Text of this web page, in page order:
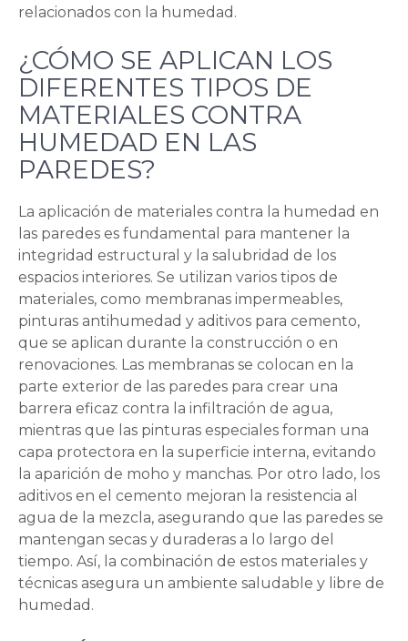
relacionados con la humedad.
¿CÓMO SE APLICAN LOS
DIFERENTES TIPOS DE
MATERIALES CONTRA
HUMEDAD EN LAS
PAREDES?
La aplicación de materiales contra la humedad en
las paredes es fundamental para mantener la
integridad estructural y la salubridad de los
espacios interiores. Se utilizan varios tipos de
materiales, como membranas impermeables,
pinturas antihumedad y aditivos para cemento,
que se aplican durante la construcción o en
renovaciones. Las membranas se colocan en la
parte exterior de las paredes para crear una
barrera eficaz contra la infiltración de agua,
mientras que las pinturas especiales forman una
capa protectora en la superficie interna, evitando
la aparición de moho y manchas. Por otro lado, los
aditivos en el cemento mejoran la resistencia al
agua de la mezcla, asegurando que las paredes se
mantengan secas y duraderas a lo largo del
tiempo. Así, la combinación de estos materiales y
técnicas asegura un ambiente saludable y libre de
humedad.